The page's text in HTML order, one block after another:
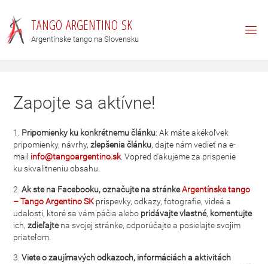
TANGO ARGENTINO SK
Argentínske tango na Slovensku
Zapojte sa aktívne!
1. Pripomienky ku konkrétnemu článku: Ak máte akékoľvek
pripomienky, návrhy,zlepšenia článku, dajte nám vedieť na e-
mail info@tangoargentino.sk. Vopred ďakujeme za prispenie
ku skvalitneniu obsahu.
2.Ak ste na Facebooku, označujte na stránkeArgentínske tango
– Tango Argentino SKpríspevky, odkazy, fotografie, videá a
udalosti, ktoré sa vám páčia alebo pridávajte vlastné, komentujte
ich,zdieľajtena svojej stránke, odporúčajte a posielajte svojim
priateľom.
3.Viete o zaujímavých odkazoch, informáciách a aktivitách